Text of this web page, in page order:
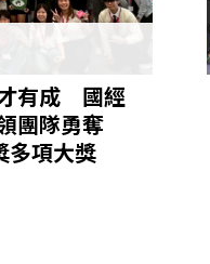
有成 國經
團隊勇奪
多項大獎